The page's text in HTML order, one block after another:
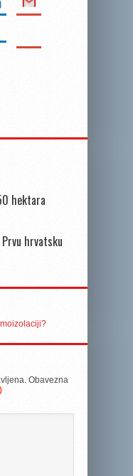
hektara
hrvatsku
Obavezna